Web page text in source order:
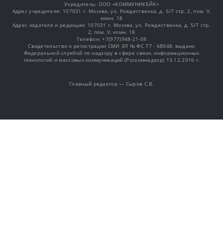
Учредитель: OOO «КОММУНИКЕЙК»
Адрес учредителя: 107031 г. Москва, ул. Рождественка, д. 5/7 стр. 2, пом. V,
комн. 18
Адрес издателя и редакции: 107031 г. Москва, ул. Рождественка, д. 5/7 стр.
2, пом. V, комн. 18
Телефон: +7(977)948-21-08
Свидетельство о регистрации СМИ ЭЛ № ФС 77 - 68048, выдано
Федеральной службой по надзору в сфере связи, информационных
технологий и массовых коммуникаций (Роскомнадзор) 13.12.2016 г.
Главный редактор — Сыров С.В.